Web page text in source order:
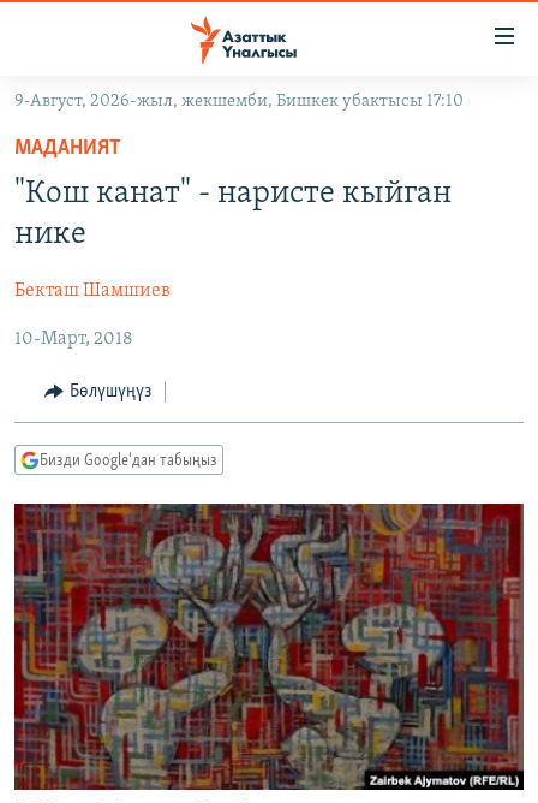
Навигацияга
өтүңүз
Издөөгө
салыңыз
КЫРГЫЗСТАН
ЭКОНОМИКА
МАДАНИЯТ
БОРБОР АЗИЯ
АТАЙЫН ИЛИКТӨӨ
ТВ ПРОГРАММАЛАР
БҮГҮН АЗАТТЫКТА
БИЗ ЖАНА ДҮЙНӨ
ДАНИСТЕ
ЭЖЕ-СИҢДИЛЕР
АЗАТТЫК+
ЫҢГАЙСЫЗ СУРООЛОР
ПОДКАСТ
ӨЗГӨЧӨ ПИКИР
ОНЛАЙН ШЕРИНЕ
ЭЕ/АРнун бардык сайттары
9-Август, 2026-жыл, жекшемби, Бишкек убактысы 17:10
МАДАНИЯТ
"Кош канат" - наристе кыйган
нике
Бекташ Шамшиев
10-Март, 2018
Бөлүшүңүз
Бизди Google'дан табыңыз